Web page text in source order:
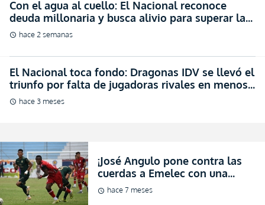
Con el agua al cuello: El Nacional reconoce
deuda millonaria y busca alivio para superar la
crisis
schedule hace 2 semanas
El Nacional toca fondo: Dragonas IDV se llevó el
triunfo por falta de jugadoras rivales en menos
20 minutos (VIDEO)
schedule hace 3 meses
¡José Angulo pone contra las
cuerdas a Emelec con una
demanda por Alta Suma de
Dinero!
schedule hace 7 meses